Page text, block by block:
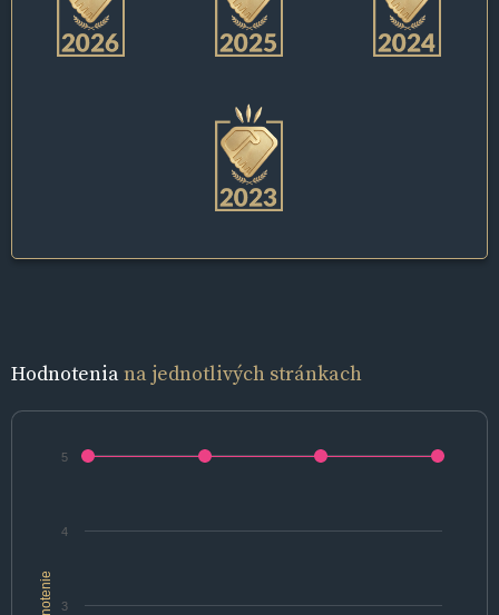
Hodnoteniana jednotlivých stránkach
3
4
5